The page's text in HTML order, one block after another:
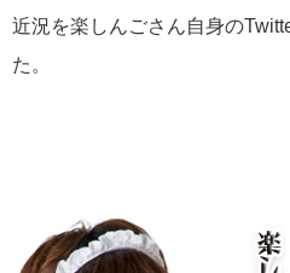
近況を楽しんごさん自身の
た。